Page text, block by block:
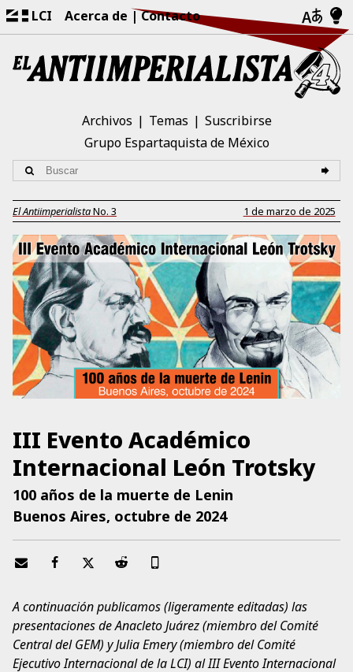
LCI Acerca de Contacto
Archivos Temas
Suscribirse
Grupo Espartaquista de México
El AntiimperialistaNo. 3 1 de marzo de 2025
III Evento Académico
Internacional León Trotsky
100 años de la muerte de Lenin
Buenos Aires, octubre de 2024
A continuación publicamos (ligeramente editadas) las
presentaciones de Anacleto Juárez (miembro del Comité
Central del GEM) y Julia Emery (miembro del Comité
Ejecutivo Internacional de la LCI) al III Evento Internacional